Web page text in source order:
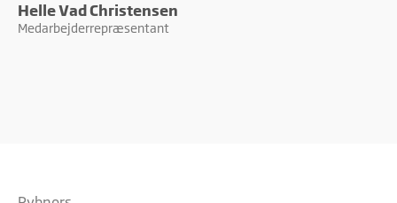
Helle Vad Christensen
Medarbejderrepræsentant